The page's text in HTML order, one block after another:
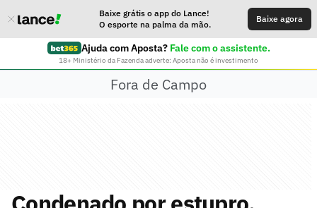
Baixe grátis o app do Lance!
O esporte na palma da mão.
Baixe agora
Ajuda com Aposta? Fale com o assistente.
18+ Ministério da Fazenda adverte: Aposta não é investimento
Fora de Campo